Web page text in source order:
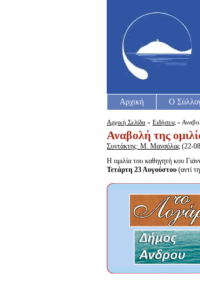
Αρχική Ο
Αρχική Σελίδα » Ειδήσεις »
Αναβολή της
Συντάκτης: Μ. Μανσόλας (22-
Η ομιλία του καθηγητή κου
Τετάρτη 23 Αυγούστου (αντί